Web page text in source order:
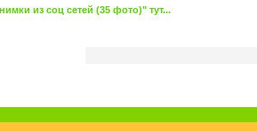
из соц сетей (35 фото)" тут...